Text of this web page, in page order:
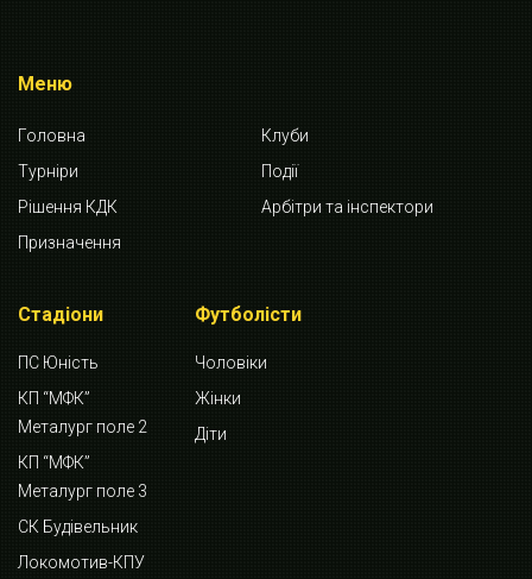
Меню
Головна
Клуби
Турніри
Події
Рішення КДК
Арбітри та інспектори
Призначення
Стадіони
ПС Юність
КП “МФК”
Металург поле 2
КП “МФК”
Металург поле 3
СК Будівельник
Локомотив-КПУ
Футболісти
Чоловіки
Жінки
Діти